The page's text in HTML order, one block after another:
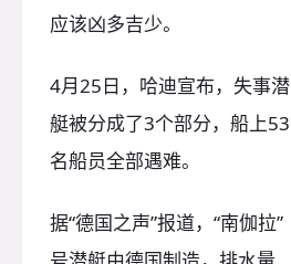
应该凶多吉少。
4月25日，哈迪宣布，失事潜
艇被分成了3个部分，船上53
名船员全部遇难。
据“德国之声”报道，“南伽拉”